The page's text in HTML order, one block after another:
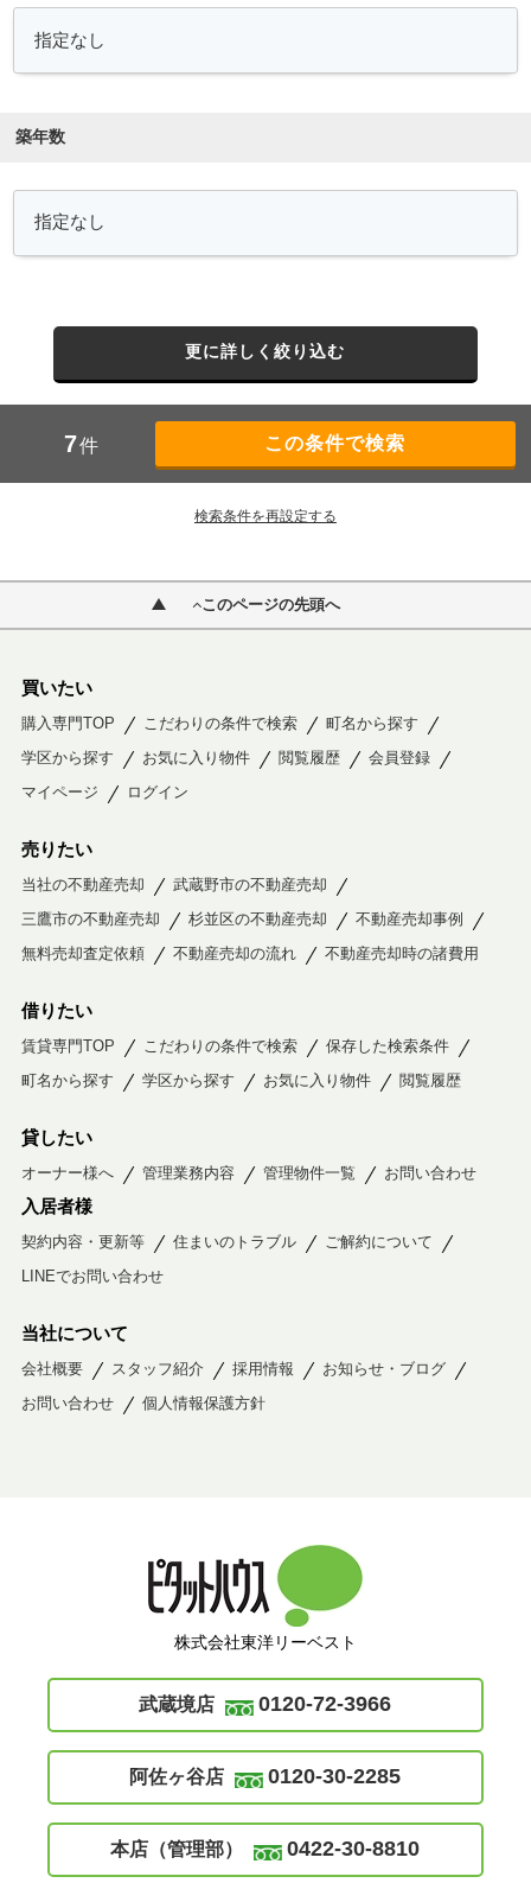
築年数
更に詳しく絞り込む
7件
検索条件を再設定する
このページの先頭へ
買いたい
購入専門TOP こだわりの条件で検索
町名から探す
学区から探す
お気に入り物件 閲覧履歴
会員登録
マイページ
ログイン
売りたい
当社の不動産売却
武蔵野市の不動産売却
三鷹市の不動産売却
杉並区の不動産売却
不動産売却事例
無料売却査定依頼
不動産売却の流れ 不動産売却時の諸費用
借りたい
賃貸専門TOP こだわりの条件で検索
保存した検索条件
町名から探す
学区から探す お気に入り物件 閲覧履歴
貸したい
オーナー様へ 管理業務内容 管理物件一覧 お問い合わせ
入居者様
契約内容・更新等 住まいのトラブル
ご解約について
LINEでお問い合わせ
当社について
会社概要 スタッフ紹介 採用情報
お知らせ・ブログ
お問い合わせ
個人情報保護方針
株式会社東洋リーベスト
武蔵境店 0120-72-3966
阿佐ヶ谷店 0120-30-2285
本店（管理部） 0422-30-8810